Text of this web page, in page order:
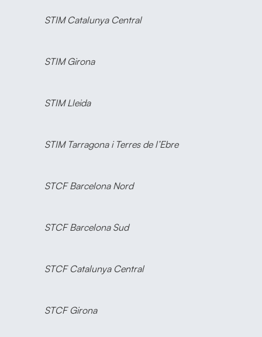
STIM Catalunya Central
STIM Girona
STIM Lleida
STIM Tarragona i Terres de l’Ebre
STCF Barcelona Nord
STCF Barcelona Sud
STCF Catalunya Central
STCF Girona